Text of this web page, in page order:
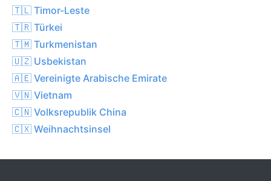
🇹🇱 Timor-Leste
🇹🇷 Türkei
🇹🇲 Turkmenistan
🇺🇿 Usbekistan
🇦🇪 Vereinigte Arabische Emirate
🇻🇳 Vietnam
🇨🇳 Volksrepublik China
🇨🇽 Weihnachtsinsel